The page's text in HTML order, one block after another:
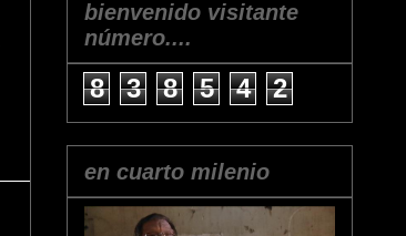
bienvenido visitante
número....
8 3 8 5 4 2
en cuarto milenio